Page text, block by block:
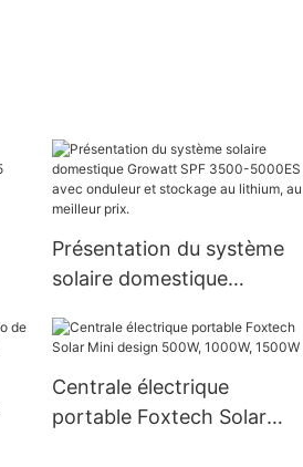
Présentation du système
solaire domestique
5000ES avec onduleur et
meilleur prix.
Centrale électrique
portable Foxtech Solar